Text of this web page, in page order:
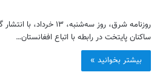
روزنامه شرق، روز
ساکنان پایتخت در رابطه با اتباع افغانستان…
بیشتر بخوانید »